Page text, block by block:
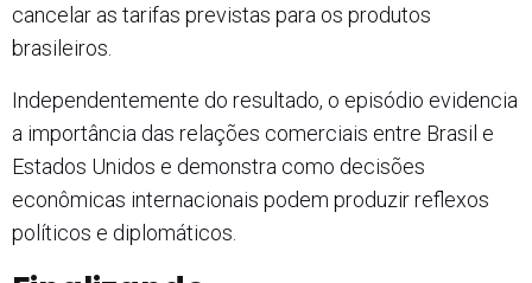
cancelar as tarifas previstas para os produtos
brasileiros.
Independentemente do resultado, o episódio evidencia
a importância das relações comerciais entre Brasil e
Estados Unidos e demonstra como decisões
econômicas internacionais podem produzir reflexos
políticos e diplomáticos.